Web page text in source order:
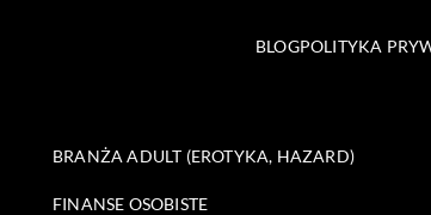
BLOGPOLITYKA
BRANŻA ADULT (EROTYKA, HAZARD)
FINANSE OSOBISTE